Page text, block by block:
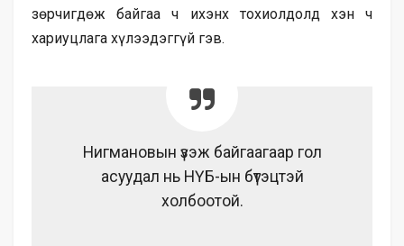
зөрчигдөж байгаа ч ихэнх тохиолдолд хэн ч
хариуцлага хүлээдэггүй гэв.
Нигмановын үзэж байгаагаар гол
асуудал нь НҮБ-ын бүтэцтэй
холбоотой.